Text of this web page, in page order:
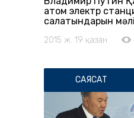
атом электр
салатындарын
2015 ж. 19 қазан
САЯСАТ